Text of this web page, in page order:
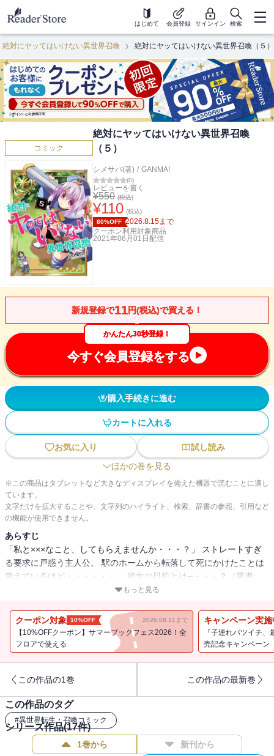
はじめて 会員登録 サインイン 検索
絶対にヤッてはいけない異世界召喚 絶対にヤッてはいけない異世界召喚（５）
コミック
絶対にヤッてはいけない異世界召喚
（５）
シメサバ(著) / GANMA!
(0)
レビューを書く
¥550 (税込)
¥110 (税込)
80%OFF 2026.8.15まで
クーポン利用対象商品
2021年06月01日 配信
新規登録で11円(税込)で買える！
かんたん30秒登録！
今すぐ会員登録をする
購入手続きに進む
カートに入れる
お気に入り
試し読み
ほかの巻を見る
※この商品はタブレットなど大きなディスプレイを備えた機器で読むことに適し
ています。
文字だけを拡大することや、文字列のハイライト、検索、辞書の参照、引用など
の機能が使用できません。
あらすじ
「私と×××なこと、してもらえませんか・・・？」 ストレートすぎ
る要求に戸惑う主人公。 駅のホームから転落して死にかけたことは
覚えているけど・・・・・・。 彼女の目的とは─・・・？（著者
名：シメサバ／初出GANMA!43話～56話掲載分）
もっと見る
クーポン対象 10%OFF 2026.08.11まで
【10%OFFクーポン】サマーブックフェス2026！全
フロアで使える
キャンペーン実施
『子連れバツイチ
売記念キャンペーン
この作品の1巻 この作品の最新巻
この作品のタグ
#異世界転生・召喚コミック
シリーズ作品(17件)
1巻から 新刊から